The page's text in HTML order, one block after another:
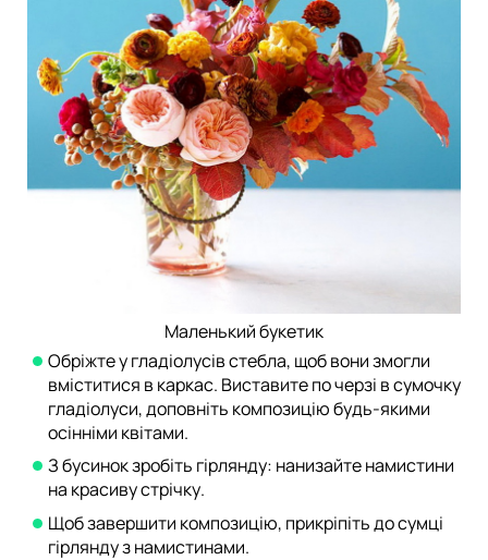
Маленький букетик
Обріжте у гладіолусів стебла, щоб вони змогли
вміститися в каркас. Виставите по черзі в сумочку
гладіолуси, доповніть композицію будь-якими
осінніми квітами.
З бусинок зробіть гірлянду: нанизайте намистини
на красиву стрічку.
Щоб завершити композицію, прикріпіть до сумці
гірлянду з намистинами.